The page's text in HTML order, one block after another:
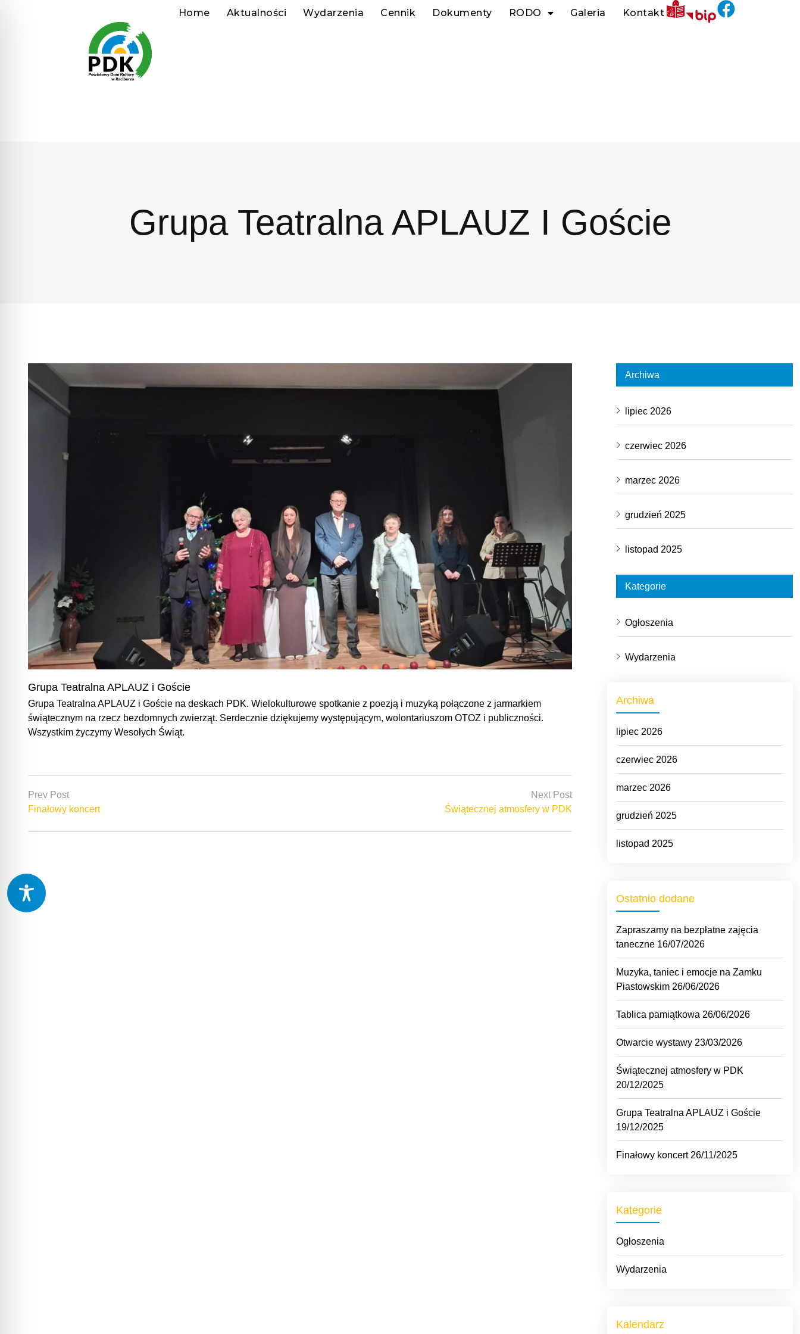
Home Aktualności Wydarzenia Cennik Dokumenty RODO Galeria Kontakt
Grupa Teatralna APLAUZ I Goście
Grupa Teatralna APLAUZ i Goście
Grupa Teatralna APLAUZ i Goście na deskach PDK. Wielokulturowe spotkanie z poezją i muzyką połączone z jarmarkiem
świątecznym na rzecz bezdomnych zwierząt. Serdecznie dziękujemy występującym, wolontariuszom OTOZ i publiczności.
Wszystkim życzymy Wesołych Świąt.
Prev Post
Finałowy koncert
Next Post
Świątecznej atmosfery w PDK
Archiwa
lipiec 2026
czerwiec 2026
marzec 2026
grudzień 2025
listopad 2025
Kategorie
Ogłoszenia
Wydarzenia
Archiwa
lipiec 2026
czerwiec 2026
marzec 2026
grudzień 2025
listopad 2025
Ostatnio dodane
Zapraszamy na bezpłatne zajęcia
taneczne 16/07/2026
Muzyka, taniec i emocje na Zamku
Piastowskim 26/06/2026
Tablica pamiątkowa 26/06/2026
Otwarcie wystawy 23/03/2026
Świątecznej atmosfery w PDK
20/12/2025
Grupa Teatralna APLAUZ i Goście
19/12/2025
Finałowy koncert 26/11/2025
Kategorie
Ogłoszenia
Wydarzenia
Kalendarz